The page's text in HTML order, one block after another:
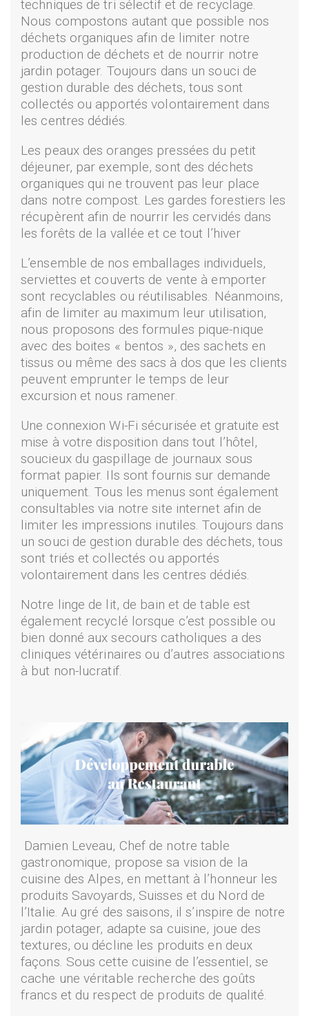
techniques de tri sélectif et de recyclage.
Nous compostons autant que possible nos
déchets organiques afin de limiter notre
production de déchets et de nourrir notre
jardin potager. Toujours dans un souci de
gestion durable des déchets, tous sont
collectés ou apportés volontairement dans
les centres dédiés.
Les peaux des oranges pressées du petit
déjeuner, par exemple, sont des déchets
organiques qui ne trouvent pas leur place
dans notre compost. Les gardes forestiers les
récupèrent afin de nourrir les cervidés dans
les forêts de la vallée et ce tout l’hiver
L’ensemble de nos emballages individuels,
serviettes et couverts de vente à emporter
sont recyclables ou réutilisables. Néanmoins,
afin de limiter au maximum leur utilisation,
nous proposons des formules pique-nique
avec des boites « bentos », des sachets en
tissus ou même des sacs à dos que les clients
peuvent emprunter le temps de leur
excursion et nous ramener.
Une connexion Wi-Fi sécurisée et gratuite est
mise à votre disposition dans tout l’hôtel,
soucieux du gaspillage de journaux sous
format papier. Ils sont fournis sur demande
uniquement. Tous les menus sont également
consultables via notre site internet afin de
limiter les impressions inutiles. Toujours dans
un souci de gestion durable des déchets, tous
sont triés et collectés ou apportés
volontairement dans les centres dédiés.
Notre linge de lit, de bain et de table est
également recyclé lorsque c’est possible ou
bien donné aux secours catholiques a des
cliniques vétérinaires ou d’autres associations
à but non-lucratif.
Damien Leveau, Chef de notre table
gastronomique, propose sa vision de la
cuisine des Alpes, en mettant à l’honneur les
produits Savoyards, Suisses et du Nord de
l’Italie. Au gré des saisons, il s’inspire de notre
jardin potager, adapte sa cuisine, joue des
textures, ou décline les produits en deux
façons. Sous cette cuisine de l’essentiel, se
cache une véritable recherche des goûts
francs et du respect de produits de qualité.